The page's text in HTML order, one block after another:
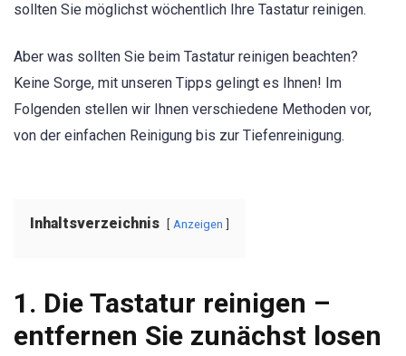
sollten Sie möglichst wöchentlich Ihre Tastatur reinigen.
Aber was sollten Sie beim Tastatur reinigen beachten?
Keine Sorge, mit unseren Tipps gelingt es Ihnen! Im
Folgenden stellen wir Ihnen verschiedene Methoden vor,
von der einfachen Reinigung bis zur Tiefenreinigung.
Inhaltsverzeichnis Anzeigen
1. Die Tastatur reinigen –
entfernen Sie zunächst losen